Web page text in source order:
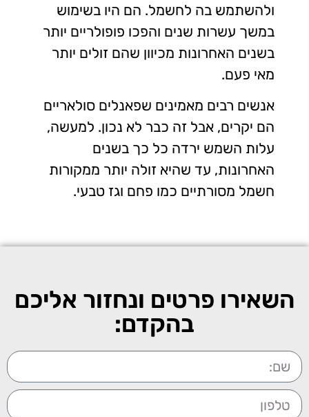
ולהשתמש בה לחשמל. הם היו בשימוש
במשך עשרות שנים והפכו פופולריים יותר
בשנים האחרונות מכיוון שהם זולים יותר
מאי פעם.
אנשים רבים מאמינים שפאנלים סולאריים
הם יקרים, אבל זה כבר לא נכון. למעשה,
עלות השמש ירדה כל כך בשנים
האחרונות, עד שהיא זולה יותר ממקורות
חשמל מסורתיים כמו פחם וגז טבעי.
השאירו פרטים ונחזור אליכם
בהקדם: